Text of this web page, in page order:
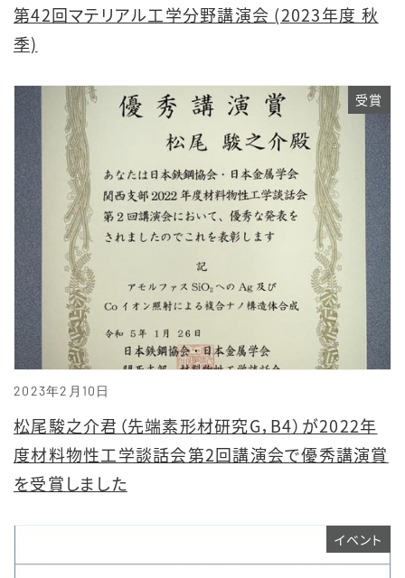
第42回マテリアル工学分野講演会 (2023年度 秋
季)
2023年2月10日
受賞
松尾駿之介君（先端素形材研究G，B4）が2022年
度材料物性工学談話会第2回講演会で優秀講演賞
を受賞しました
イベント